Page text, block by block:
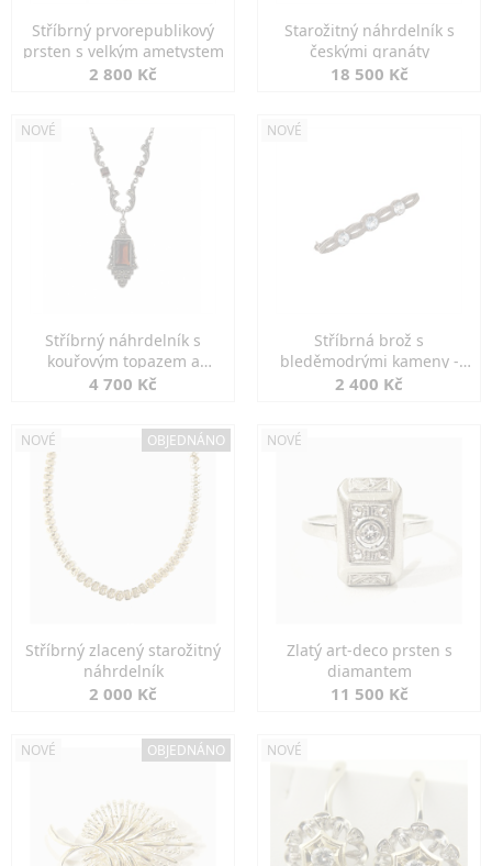
Stříbrný prvorepublikový
prsten s velkým ametystem
2 800 Kč
Starožitný náhrdelník s
českými granáty
18 500 Kč
NOVÉ
Stříbrný náhrdelník s
kouřovým topazem a
markazity
4 700 Kč
NOVÉ
Stříbrná brož s
bleděmodrými kameny -
jemná elegance
2 400 Kč
NOVÉ OBJEDNÁNO
Stříbrný zlacený starožitný
náhrdelník
2 000 Kč
NOVÉ
Zlatý art-deco prsten s
diamantem
11 500 Kč
NOVÉ OBJEDNÁNO NOVÉ